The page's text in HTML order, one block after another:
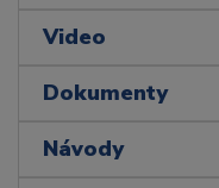
Video
Dokumenty
Návody